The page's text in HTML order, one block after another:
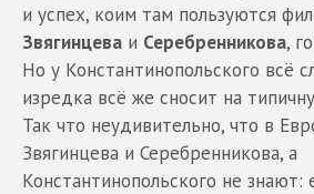
и успех, коим там пользуются
Звягинцева и Серебренникова,
Но у Константинопольского всё
изредка всё же сносит на
Так что неудивительно, что в
Звягинцева и Серебренникова, а
Константинопольского не знают: